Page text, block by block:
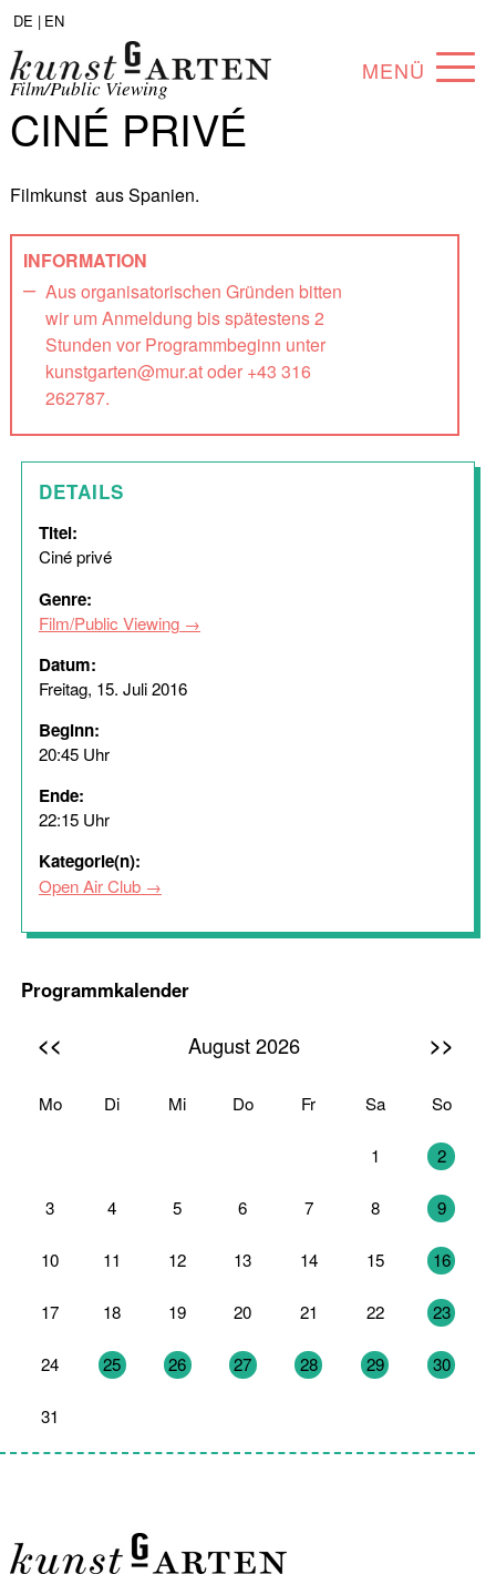
DE | EN
MENÜ
PROGRAMM
SAMMLUNG
KÜNSTLER*INNEN
PARTNER*INNEN
ANGEBOTE
Film/Public Viewing
CINÉ PRIVÉ
Filmkunst aus Spanien.
INFORMATION
Aus organisatorischen Gründen bitten
wir um Anmeldung bis spätestens 2
Stunden vor Programmbeginn unter
kunstgarten@mur.at oder +43 316
262787.
DETAILS
Titel:
Ciné privé
Genre:
Film/Public Viewing
Datum:
Freitag, 15. Juli 2016
Beginn:
20:45 Uhr
Ende:
22:15 Uhr
Kategorie(n):
Open Air Club
Programmkalender
<< August 2026 >>
Mo Di Mi Do Fr Sa So
1 2
3 4 5 6 7 8 9
10 11 12 13 14 15 16
17 18 19 20 21 22 23
24 25 26 27 28 29 30
31